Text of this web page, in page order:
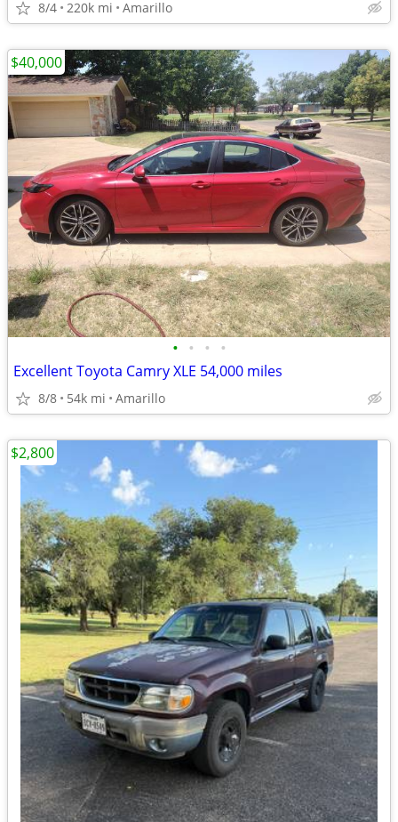
8/4 220k mi Amarillo
• • • •
Excellent Toyota Camry XLE 54,000 miles
8/8 54k mi Amarillo
$40,000
$2,800